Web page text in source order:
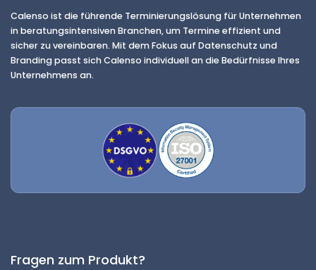
Calenso ist die führende Terminierungslösung für Unternehmen
in beratungsintensiven Branchen, um Termine effizient und
sicher zu vereinbaren. Mit dem Fokus auf Datenschutz und
Branding passt sich Calenso individuell an die Bedürfnisse Ihres
Unternehmens an.
Fragen zum Produkt?